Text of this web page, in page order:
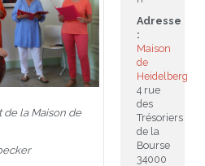
et pédagogiques
en LR
la Maison de
Adresse
:
Maison
de
Heidelberg
4 rue
des
Trésoriers
de la
Bourse
34000